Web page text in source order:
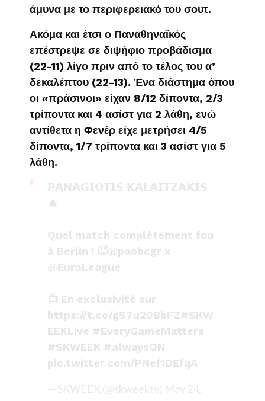
άμυνα με το περιφερειακό του σουτ.
Ακόμα και έτσι ο Παναθηναϊκός
επέστρεψε σε διψήφιο προβάδισμα
(22-11) λίγο πριν από το τέλος του α’
δεκαλέπτου (22-13). Ένα διάστημα όπου
οι «πράσινοι» είχαν 8/12 δίποντα, 2/3
τρίποντα και 4 ασίστ για 2 λάθη, ενώ
αντίθετα η Φενέρ είχε μετρήσει 4/5
δίποντα, 1/7 τρίποντα και 3 ασίστ για 5
λάθη.
𝗣𝗔𝗡𝗔𝗚𝗜𝗢𝗧𝗜𝗦 𝗞𝗔𝗟𝗔𝗜𝗧𝗭𝗔𝗞𝗜𝗦
🔥
Quel match complètement fou
à Berlin ! 🥵@paobcgr x
@EuroLeague
📺 En exclusivité sur
https://t.co/gS7u20BbFZ#SKW
EEKLive #EveryGameMatters
#SKWEEK #alwaysON
pic.twitter.com/PNef1DEfqA
— SKWEEK (@skweektv) May 24,